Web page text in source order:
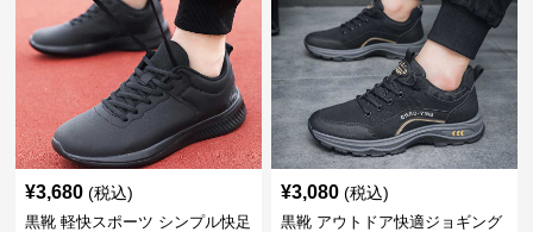
¥3,680 (税込)
黒靴 軽快スポーツ シンプル快足
¥3,080 (税込)
黒靴 アウトドア快適ジョギング